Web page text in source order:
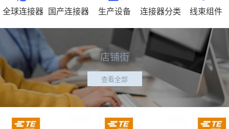
全球连接器 国产连接器 生产设备 连接器分类 线束组件
店铺街
查看全部